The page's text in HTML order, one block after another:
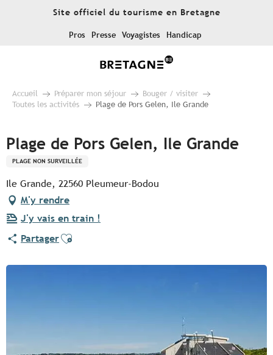
Site officiel du tourisme en Bretagne
Pros Presse Voyagistes Handicap
Accueil Préparer mon séjour
Bouger / visiter
Toutes les activités
Plage de Pors Gelen, Ile Grande
Plage de Pors Gelen, Ile Grande
PLAGE NON SURVEILLÉE
Ile Grande, 22560 Pleumeur-Bodou
M'y rendre
J'y vais en train !
PartagerAjouter aux favoris